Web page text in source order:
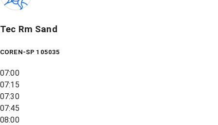
Tec Rm Sand
COREN-SP 105035
07:00
07:15
07:30
07:45
08:00